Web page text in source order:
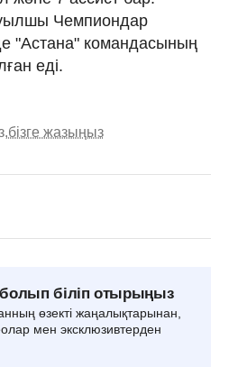
Чемпиондар
"Астана" командасының
еді.
бізге жазыңыз
біліп отырыңыз
өзекті жаңалықтарынан,
мен эксклюзивтерден